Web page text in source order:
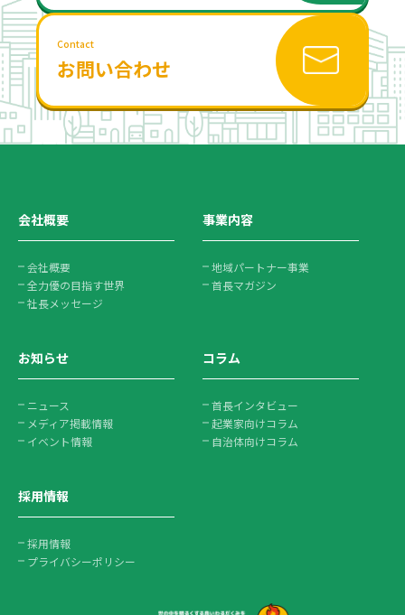
Contact
お問い合わせ
会社概要
会社概要
全力優の目指す世界
社長メッセージ
事業内容
地域パートナー事業
首長マガジン
お知らせ
ニュース
メディア掲載情報
イベント情報
コラム
首長インタビュー
起業家向けコラム
自治体向けコラム
採用情報
採用情報
プライバシーポリシー